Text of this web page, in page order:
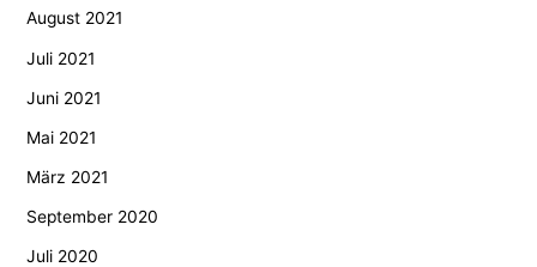
August 2021
Juli 2021
Juni 2021
Mai 2021
März 2021
September 2020
Juli 2020